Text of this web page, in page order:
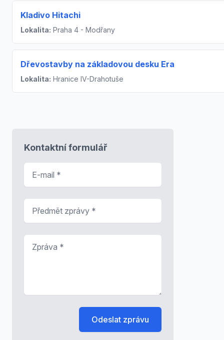
Kladivo Hitachi
Lokalita: Praha 4 - Modřany
Dřevostavby na základovou desku Era
Lokalita: Hranice IV-Drahotuše
Kontaktní formulář
Odeslat zprávu